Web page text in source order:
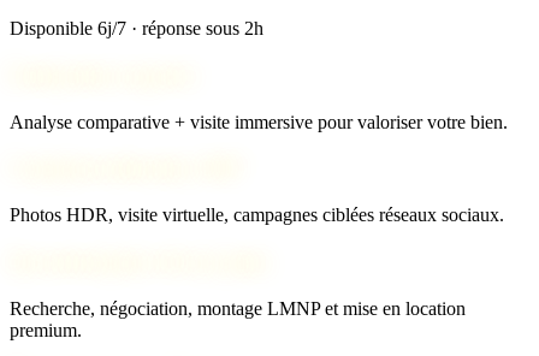
Disponible 6j/7 · réponse sous 2h
Analyse comparative + visite immersive pour valoriser votre bien.
Photos HDR, visite virtuelle, campagnes ciblées réseaux sociaux.
Recherche, négociation, montage LMNP et mise en location
premium.